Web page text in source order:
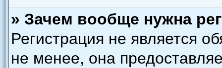
» Зачем вообще нужна
Регистрация не является
не менее, она